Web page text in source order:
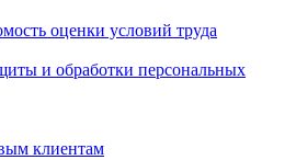
оценки условий труда
и обработки персональных
клиентам